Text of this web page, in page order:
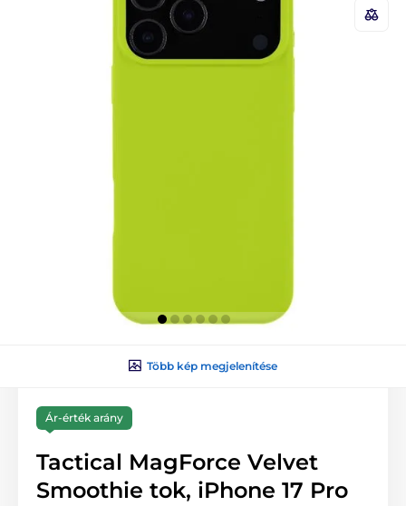
Több kép megjelenítése
Ár-érték arány
Tactical MagForce Velvet
Smoothie tok, iPhone 17 Pro